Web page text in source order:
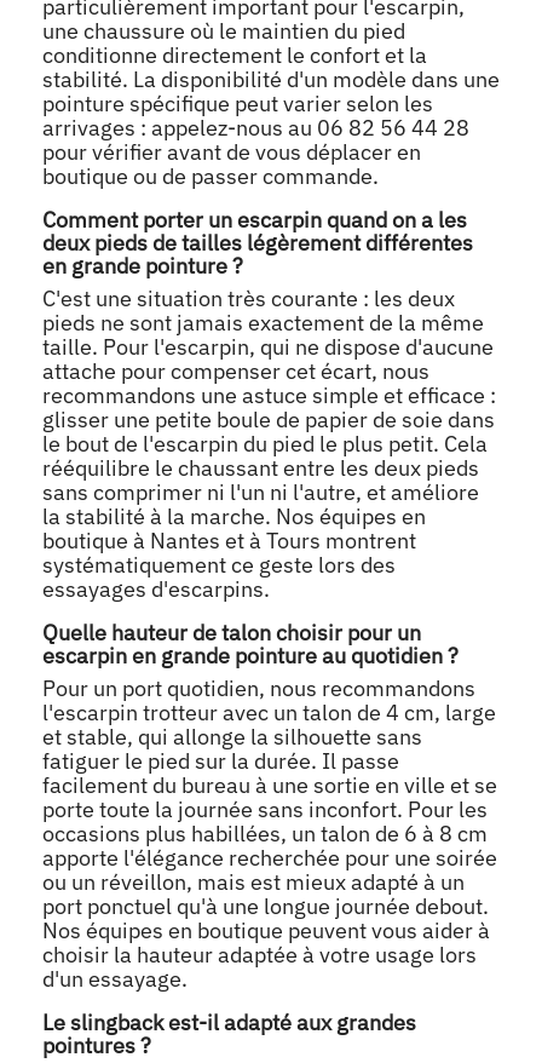
particulièrement important pour l'escarpin,
une chaussure où le maintien du pied
conditionne directement le confort et la
stabilité. La disponibilité d'un modèle dans une
pointure spécifique peut varier selon les
arrivages : appelez-nous au 06 82 56 44 28
pour vérifier avant de vous déplacer en
boutique ou de passer commande.
Comment porter un escarpin quand on a les
deux pieds de tailles légèrement différentes
en grande pointure ?
C'est une situation très courante : les deux
pieds ne sont jamais exactement de la même
taille. Pour l'escarpin, qui ne dispose d'aucune
attache pour compenser cet écart, nous
recommandons une astuce simple et efficace :
glisser une petite boule de papier de soie dans
le bout de l'escarpin du pied le plus petit. Cela
rééquilibre le chaussant entre les deux pieds
sans comprimer ni l'un ni l'autre, et améliore
la stabilité à la marche. Nos équipes en
boutique à Nantes et à Tours montrent
systématiquement ce geste lors des
essayages d'escarpins.
Quelle hauteur de talon choisir pour un
escarpin en grande pointure au quotidien ?
Pour un port quotidien, nous recommandons
l'escarpin trotteur avec un talon de 4 cm, large
et stable, qui allonge la silhouette sans
fatiguer le pied sur la durée. Il passe
facilement du bureau à une sortie en ville et se
porte toute la journée sans inconfort. Pour les
occasions plus habillées, un talon de 6 à 8 cm
apporte l'élégance recherchée pour une soirée
ou un réveillon, mais est mieux adapté à un
port ponctuel qu'à une longue journée debout.
Nos équipes en boutique peuvent vous aider à
choisir la hauteur adaptée à votre usage lors
d'un essayage.
Le slingback est-il adapté aux grandes
pointures ?